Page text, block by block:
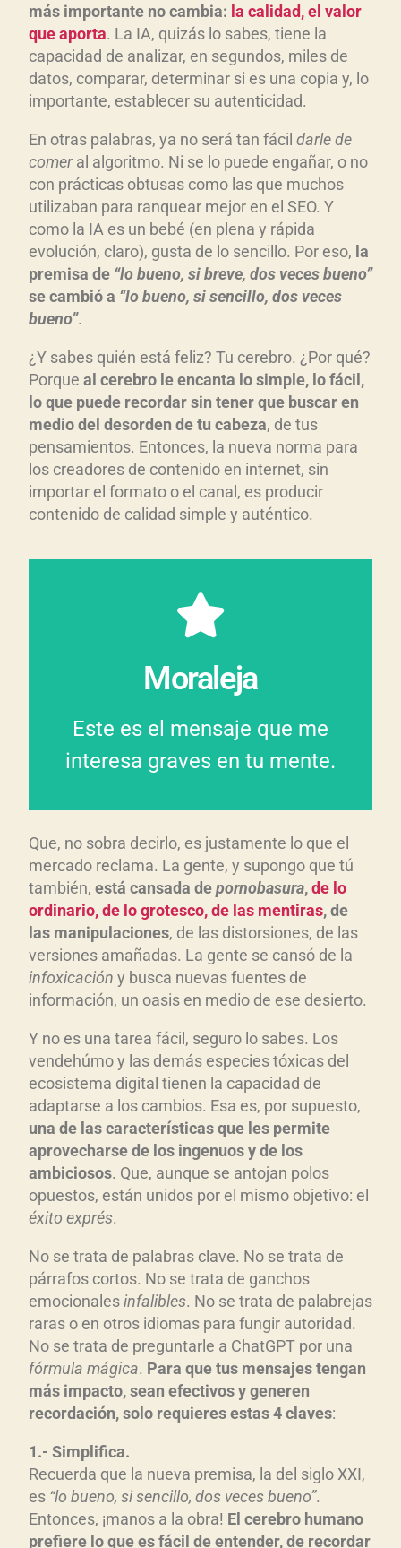
más importante no cambia: la calidad, el valor
que aporta. La IA, quizás lo sabes, tiene la
capacidad de analizar, en segundos, miles de
datos, comparar, determinar si es una copia y, lo
importante, establecer su autenticidad.
En otras palabras, ya no será tan fácil darle de
comeral algoritmo. Ni se lo puede engañar, o no
con prácticas obtusas como las que muchos
utilizaban para ranquear mejor en el SEO. Y
como la IA es un bebé (en plena y rápida
evolución, claro), gusta de lo sencillo. Por eso, la
premisa de “lo bueno, si breve, dos veces bueno”
se cambió a “lo bueno, si sencillo, dos veces
bueno”.
¿Y sabes quién está feliz? Tu cerebro. ¿Por qué?
Porque al cerebro le encanta lo simple, lo fácil,
lo que puede recordar sin tener que buscar en
medio del desorden de tu cabeza, de tus
pensamientos. Entonces, la nueva norma para
los creadores de contenido en internet, sin
importar el formato o el canal, es producir
contenido de calidad simple y auténtico.
Moraleja
Este es el mensaje que me
interesa graves en tu mente.
La premisa de “lo bueno, si
cambió a “lo bueno, si
sencillo, dos veces bueno”.
Cuanto más simple, más
más impacto, será más
efectivo y generará
recordación.
Que, no sobra decirlo, es justamente lo que el
mercado reclama. La gente, y supongo que tú
también, está cansada depornobasura,de lo
ordinario, de lo grotesco, de las mentiras, de
las manipulaciones, de las distorsiones, de las
versiones amañadas. La gente se cansó de la
infoxicación y busca nuevas fuentes de
información, un oasis en medio de ese desierto.
Y no es una tarea fácil, seguro lo sabes. Los
vendehúmo y las demás especies tóxicas del
ecosistema digital tienen la capacidad de
adaptarse a los cambios. Esa es, por supuesto,
una de las características que les permite
aprovecharse de los ingenuos y de los
ambiciosos. Que, aunque se antojan polos
opuestos, están unidos por el mismo objetivo: el
éxito exprés.
No se trata de palabras clave. No se trata de
párrafos cortos. No se trata de ganchos
emocionalesinfalibles. No se trata de palabrejas
raras o en otros idiomas para fungir autoridad.
No se trata de preguntarle a ChatGPT por una
fórmula mágica. Para que tus mensajes tengan
más impacto, sean efectivos y generen
recordación, solo requieres estas 4 claves:
1.- Simplifica.
Recuerda que la nueva premisa, la del siglo XXI,
es “lo bueno, si sencillo, dos veces bueno”.
Entonces, ¡manos a la obra! El cerebro humano
prefiere lo que es fácil de entender, de recordar